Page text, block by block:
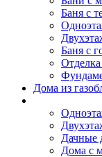
Баня с
Баня с
Дома из
Дачные
Дома с